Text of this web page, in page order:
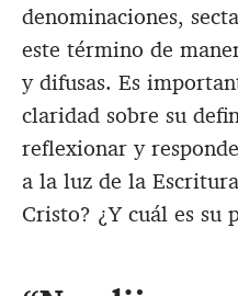
denominaciones,
este término de
y difusas. Es
claridad sobre su
reflexionar y
a la luz de la
Cristo? ¿Y cuál es su